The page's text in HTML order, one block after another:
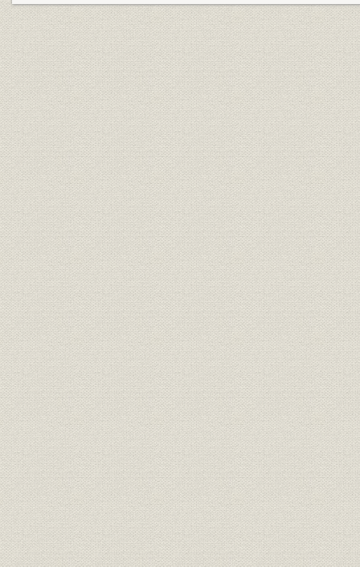
車づくりの明日をねらって 3
車づくりの明日をねらって 4
21世紀の夢工場をめざして 1
21世紀の夢工場をめざして 2
21世紀の夢工場をめざして 3
21世紀の夢工場をめざして 4
経営
トヨタグループおよびトヨタ車
体の系譜
明治28年~
財務・業績 資本金の推移 昭和20年
定款 現行定款 平成6年6
役員 役員任期一覧 昭和20年~
組織 組織の変遷
昭和20年~
生産 生産台数の推移 昭和20年~
従業員 従業員数の推移 昭和20年~
財務・業績 貸借対照表の推移
昭和21年3
31日
財務・業績 損益計算書の推移
昭和20年
31日
沿革 年表 昭和20年~